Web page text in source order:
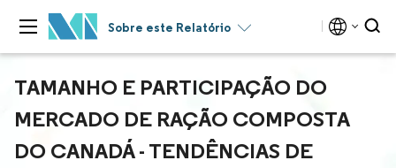
Sobre este Relatório
TAMANHO E PARTICIPAÇÃO DO
MERCADO DE RAÇÃO COMPOSTA
DO CANADÁ - TENDÊNCIAS DE